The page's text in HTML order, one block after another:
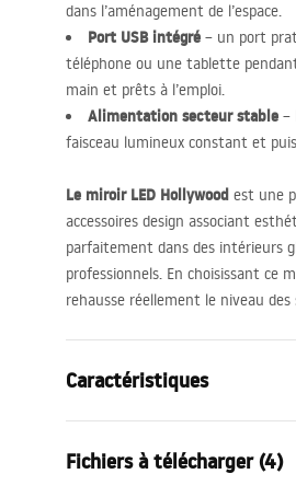
dans l’aménagement de l’espace.
Port USBintégré – un port
téléphone ou une tablette
main et prêts à l’emploi.
Alimentation secteur stable –
faisceau lumineux constant et
Le miroir LED Hollywood est une
accessoires design associant
parfaitement dans des intérieurs
professionnels. En choisissant ce
rehausse réellement le niveau
Caractéristiques
Largeur
Fichiers à télécharger (4)